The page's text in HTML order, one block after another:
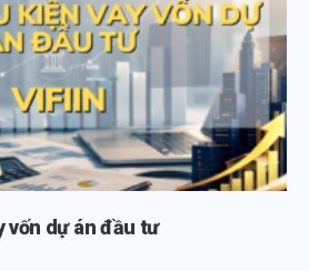
vốn dự án đầu tư